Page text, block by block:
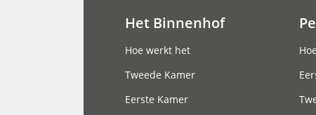
Het Binnenhof
Hoe werkt het
Tweede Kamer
Eerste Kamer